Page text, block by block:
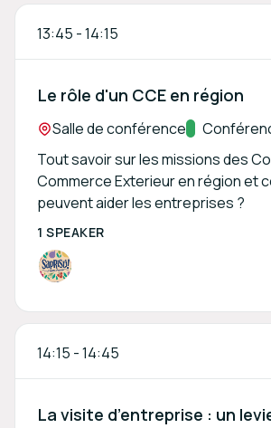
13:45 -14:15
Le rôle d'un CCE en région
Location:
Salle de conférenceTrack:
Tout savoir sur les missions des
Commerce Exterieur en région et
peuvent aider les entreprises ?
1 SPEAKER
14:15 -14:45
La visite d’entreprise : un